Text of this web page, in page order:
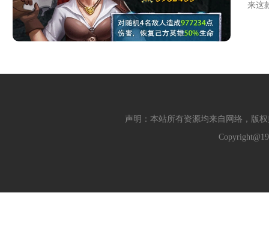
来这
声明：本站所有资源均来自网络，版